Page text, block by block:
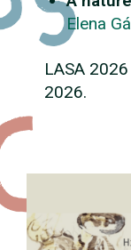
Elena
LASA
2026.